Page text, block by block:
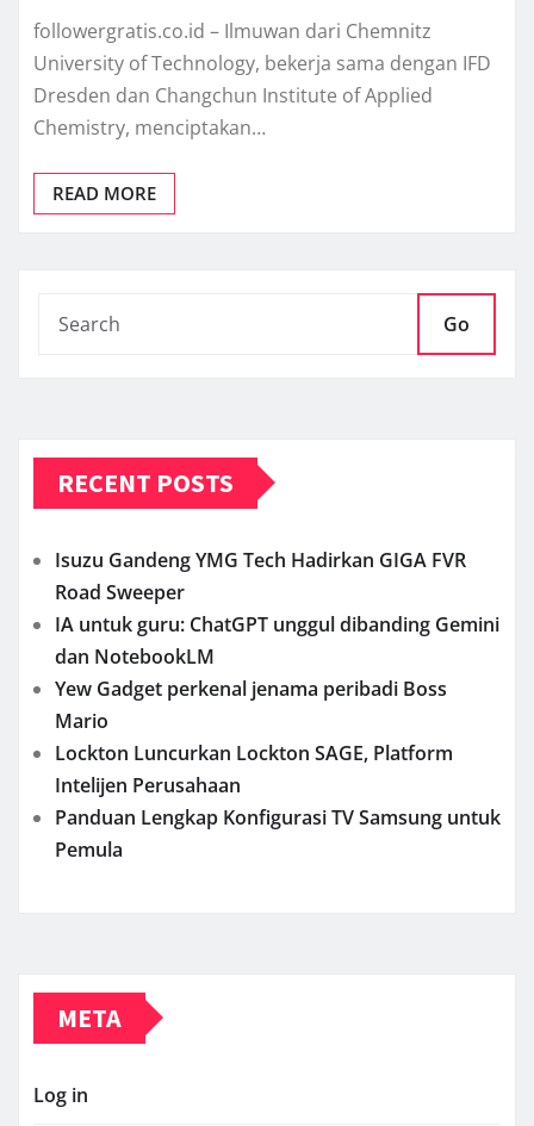
followergratis.co.id – Ilmuwan dari Chemnitz
University of Technology, bekerja sama dengan IFD
Dresden dan Changchun Institute of Applied
Chemistry, menciptakan…
READ MORE
Go
RECENT POSTS
Isuzu Gandeng YMG Tech Hadirkan GIGA FVR
Road Sweeper
IA untuk guru: ChatGPT unggul dibanding Gemini
dan NotebookLM
Yew Gadget perkenal jenama peribadi Boss
Mario
Lockton Luncurkan Lockton SAGE, Platform
Intelijen Perusahaan
Panduan Lengkap Konfigurasi TV Samsung untuk
Pemula
META
Log in